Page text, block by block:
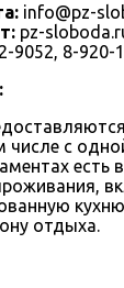
info@pz-
pz-
9052, 8-920-
числе с
есть
отдыха.